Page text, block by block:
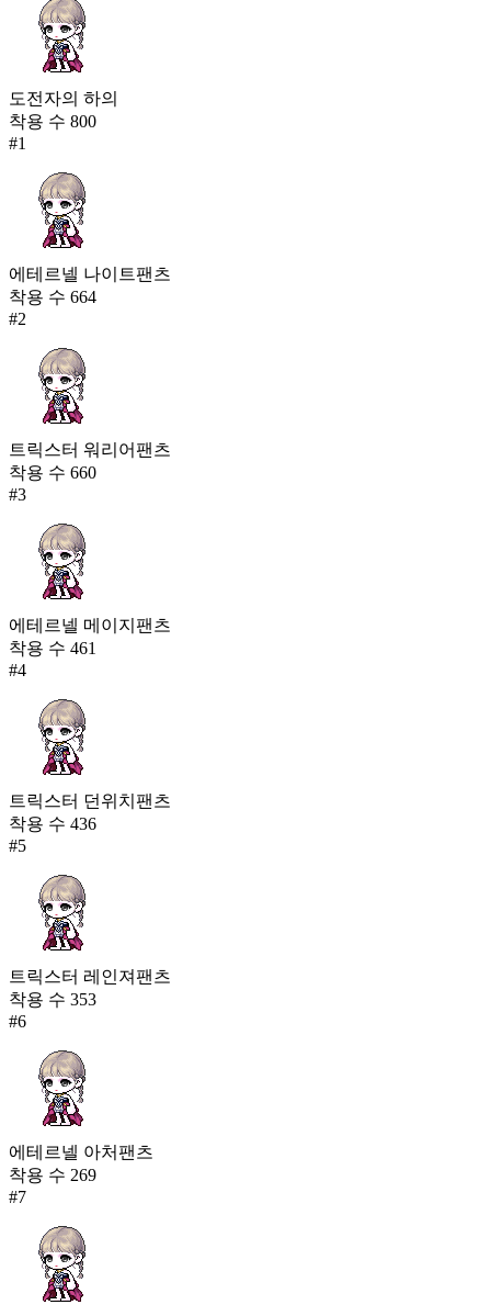
도전자의 하의
착용 수 800
#1
에테르넬 나이트팬츠
착용 수 664
#2
트릭스터 워리어팬츠
착용 수 660
#3
에테르넬 메이지팬츠
착용 수 461
#4
트릭스터 던위치팬츠
착용 수 436
#5
트릭스터 레인져팬츠
착용 수 353
#6
에테르넬 아처팬츠
착용 수 269
#7